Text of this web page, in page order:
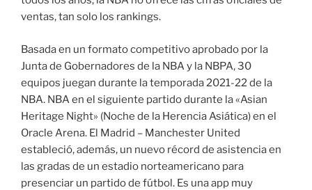
ventas, tan solo los rankings.
Basada en un formato competitivo aprobado por la
Junta de Gobernadores de la NBA y la NBPA, 30
equipos juegan durante la temporada 2021-22 de la
NBA. NBA en el siguiente partido durante la «Asian
Heritage Night» (Noche de la Herencia Asiática) en el
Oracle Arena. El Madrid – Manchester United
estableció, además, un nuevo récord de asistencia en
las gradas de un estadio norteamericano para
presenciar un partido de fútbol. Es una app muy